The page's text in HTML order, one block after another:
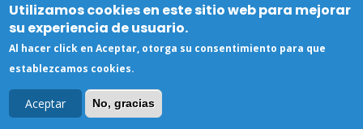
Utilizamos cookies en este sitio web para mejorar
su experiencia de usuario.
Al hacer click en Aceptar, otorga su consentimiento para que
establezcamos cookies.
Aceptar No, gracias